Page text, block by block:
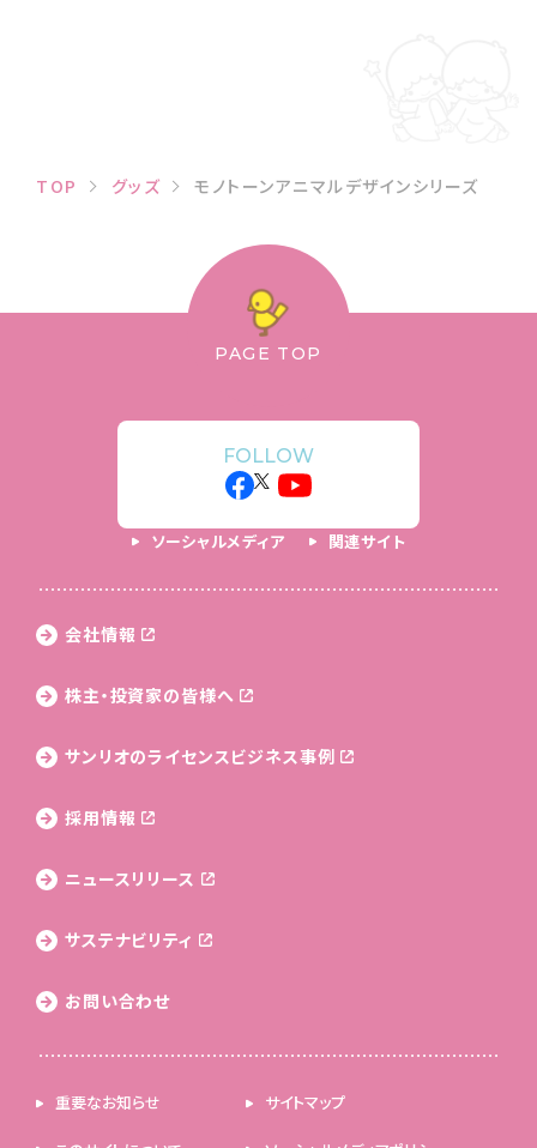
TOP グッズ モノトーンアニマルデザインシリーズ
PAGE TOP
FOLLOW
ソーシャルメディア 関連サイト
会社情報
株主・投資家の皆様へ
サンリオのライセンス ビジネス事例
採用情報
ニュースリリース
サステナビリティ
お問い合わせ
重要なお知らせ サイトマップ